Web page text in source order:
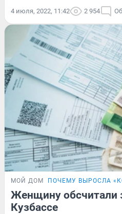
4 июля, 2022, 11:42 2 954
МОЙ ДОМ ПОЧЕМУ ВЫРОСЛА
Женщину обсчитали
Кузбассе